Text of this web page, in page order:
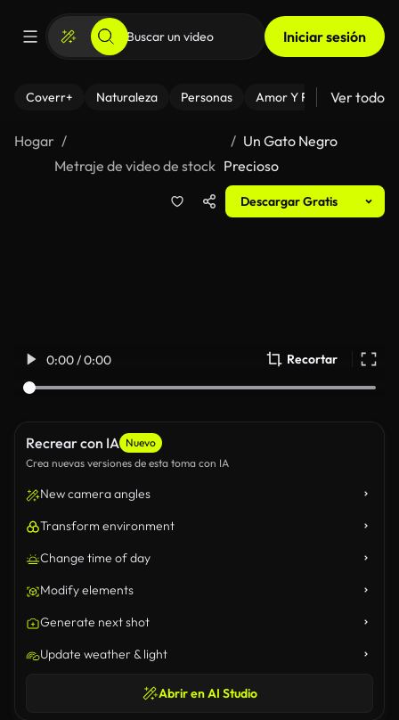
Iniciar sesión
Coverr+ Naturaleza Personas Amor Y Relaciones
Ver todo
Hogar
Metraje de video de stock
Un Gato Negro
Precioso
Descargar Gratis
0:00 / 0:00 Recortar
Recrear con IA Nuevo
Crea nuevas versiones de esta toma con IA
New camera angles
Transform environment
Change time of day
Modify elements
Generate next shot
Update weather & light
Abrir en AI Studio